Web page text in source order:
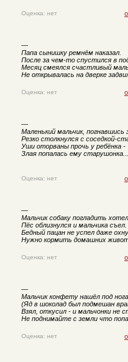
Оценка: нет
—
Папа сынишку ремнём наказал.
После за чем-то спустился в
Месяц смеялся счастливый
Не открывалась на дверке
Оценка: нет
—
Маленький мальчик, погнавшись
Резко столкнулся с соседкой-
Уши оторваны прочь у ребёнка -
Злая попалась ему старушонка...
Оценка: нет
—
Мальчик собаку погладить
Пёс облизнулся и мальчика съел.
Бедный пацан не успел даже
Нужно кормить домашних
Оценка: нет
—
Мальчик конфету нашёл под
(Яд в шоколад был подмешан
Взял, откусил - и мальчонки не
Не поднимайте с земли что
Оценка: нет